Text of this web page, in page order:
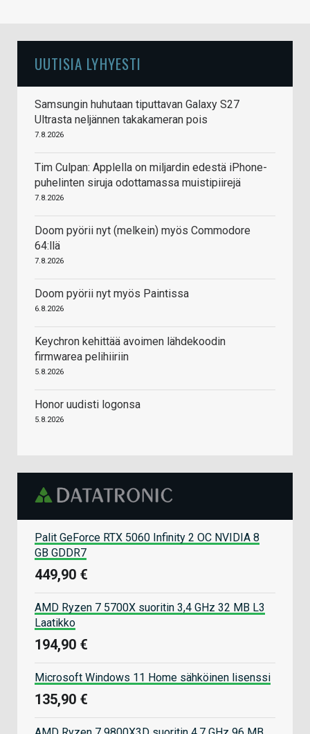
UUTISIA LYHYESTI
Samsungin huhutaan tiputtavan Galaxy S27
Ultrasta neljännen takakameran pois
7.8.2026
Tim Culpan: Applella on miljardin edestä iPhone-
puhelinten siruja odottamassa muistipiirejä
7.8.2026
Doom pyörii nyt (melkein) myös Commodore
64:llä
7.8.2026
Doom pyörii nyt myös Paintissa
6.8.2026
Keychron kehittää avoimen lähdekoodin
firmwarea pelihiiriin
5.8.2026
Honor uudisti logonsa
5.8.2026
Palit GeForce RTX 5060 Infinity 2 OC NVIDIA 8
GB GDDR7
449,90 €
AMD Ryzen 7 5700X suoritin 3,4 GHz 32 MB L3
Laatikko
194,90 €
Microsoft Windows 11 Home sähköinen lisenssi
135,90 €